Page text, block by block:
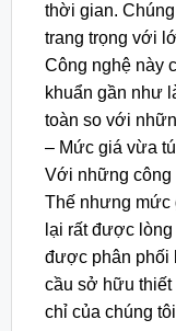
thời gian.
trang trọng với
Công nghệ này
khuẩn gần như
toàn so với
– Mức giá vừa
Với những công
Thế nhưng mức
lại rất được
được phân phối
cầu sở hữu thiết
chỉ của chúng